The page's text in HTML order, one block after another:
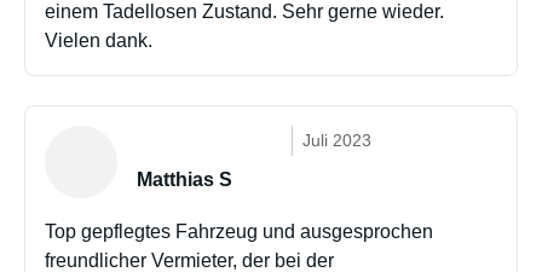
einem Tadellosen Zustand. Sehr gerne wieder.
Vielen dank.
Juli 2023
Matthias S
Top gepflegtes Fahrzeug und ausgesprochen
freundlicher Vermieter, der bei der